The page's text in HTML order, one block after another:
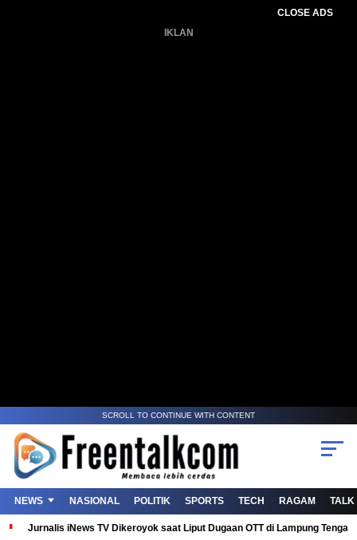
CLOSE ADS
IKLAN
SCROLL TO CONTINUE WITH CONTENT
NEWS NASIONAL POLITIK SPORTS TECH RAGAM TALK
Jurnalis iNews TV Dikeroyok saat Liput Dugaan OTT di Lampung